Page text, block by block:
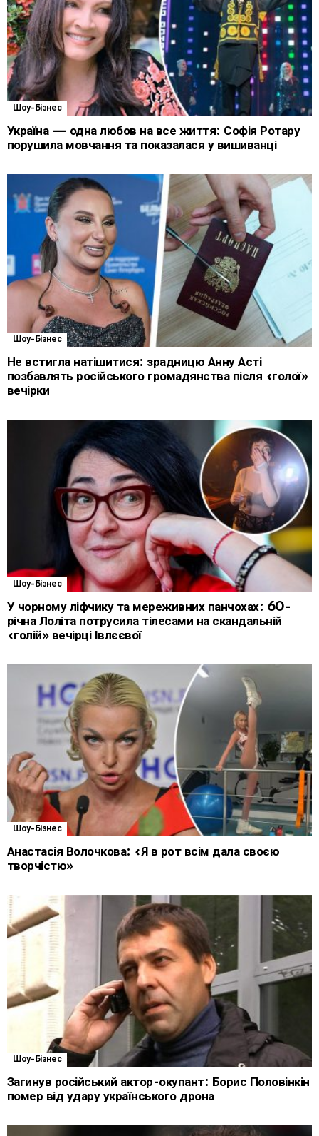
Шоу-Бізнес
Україна — одна любов на все життя: Софія Ротару
порушила мовчання та показалася у вишиванці
Шоу-Бізнес
Не встигла натішитися: зрадницю Анну Асті
позбавлять російського громадянства після «голої»
вечірки
Шоу-Бізнес
У чорному ліфчику та мереживних панчохах: 60-
річна Лоліта потрусила тілесами на скандальній
«голій» вечірці Івлєєвої
Шоу-Бізнес
Анастасія Волочкова: «Я в рот всім дала своєю
творчістю»
Шоу-Бізнес
Загинув російський актор-окупант: Борис Половінкін
помер від удару українського дрона